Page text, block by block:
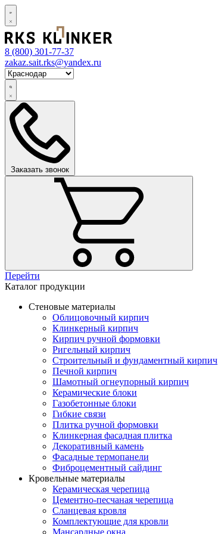
8 (800) 301-77-37
zakaz.sait.rks@yandex.ru
Заказать звонок
Перейти
Каталог продукции
Стеновые материалы
Облицовочный кирпич
Клинкерный кирпич
Кирпич ручной формовки
Ригельный кирпич
Строительный и фундаментный кирпич
Печной кирпич
Шамотный огнеупорный кирпич
Керамические блоки
Газобетонные блоки
Гибкие связи
Плитка ручной формовки
Клинкерная фасадная плитка
Декоративный камень
Фасадные термопанели
Фиброцементный сайдинг
Кровельные материалы
Керамическая черепица
Цементно-песчаная черепица
Сланцевая кровля
Комплектующие для кровли
Мансардные окна